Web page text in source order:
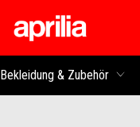
Bekleidung & Zubehör